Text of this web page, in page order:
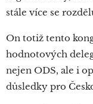
stále více se
On totiž tento
hodnotových
nejen ODS, ale i
důsledky pro